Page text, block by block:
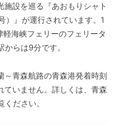
設を巡る『あおもりシャト
）』が運行されています。1
海峡フェリーのフェリータ
らは9分です。
～青森航路の青森港発着時刻
ていません。詳しくは、青森
ださい。